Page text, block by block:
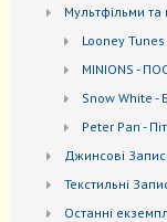
Мультфільми та
Looney Tunes
MINIONS -
Snow White -
Peter Pan -
Джинсові
Текстильні
Останні